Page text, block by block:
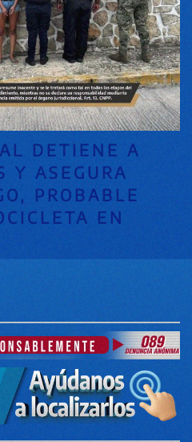
DETIENE A
Y ASEGURA
PROBABLE
EN